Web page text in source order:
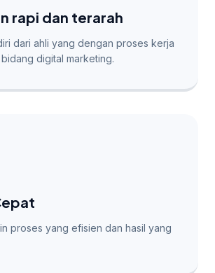
rapi dan terarah
dari ahli yang dengan proses kerja
digital marketing.
proses yang efisien dan hasil yang